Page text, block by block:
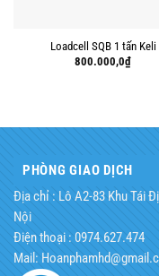
Loadcell SQB 1 tấn Keli
800.000,0₫
PHÒNG GIAO DỊCH
Địa chỉ : Lô A2-83 Khu Tái
Nội
Điện thoại : 0974.627.474
Mail: